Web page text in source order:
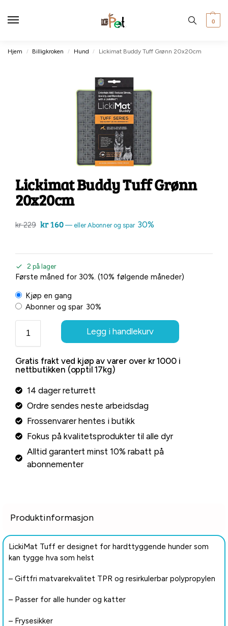
0
Hjem / Billigkroken / Hund / Lickimat Buddy Tuff Grønn 20x20cm
Lickimat Buddy Tuff Grønn
20x20cm
kr229 kr160 — eller Abonner og spar 30%
2 på lager
Første måned for 30%. (10% følgende måneder)
Kjøp en gang
Abonner og spar 30%
Legg i handlekurv
Gratis frakt ved kjøp av varer over kr 1000 i
nettbutikken (opptil 17kg)
14 dager returrett
Ordre sendes neste arbeidsdag
Frossenvarer hentes i butikk
Fokus på kvalitetsprodukter til alle dyr
Alltid garantert minst 10% rabatt på
abonnementer
Produktinformasjon
LickiMat Tuff er designet for hardttyggende hunder som
kan tygge hva som helst
– Giftfri matvarekvalitet TPR og resirkulerbar polypropylen
– Passer for alle hunder og katter
– Frysesikker